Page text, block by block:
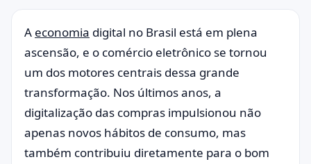
A economia digital no Brasil está em plena
ascensão, e o comércio eletrônico se tornou
um dos motores centrais dessa grande
transformação. Nos últimos anos, a
digitalização das compras impulsionou não
apenas novos hábitos de consumo, mas
também contribuiu diretamente para o bom